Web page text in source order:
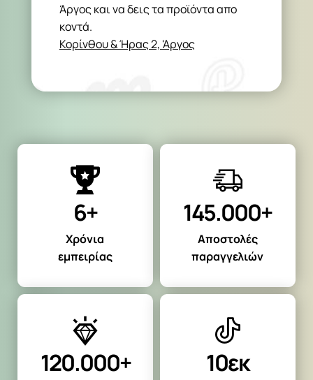
Άργος και να δεις τα προϊόντα απο
κοντά.
Κορίνθου & Ήρας 2, 'Αργος
6+
Χρόνια
εμπειρίας
145.000+
Αποστολές
παραγγελιών
120.000+ 10εκ